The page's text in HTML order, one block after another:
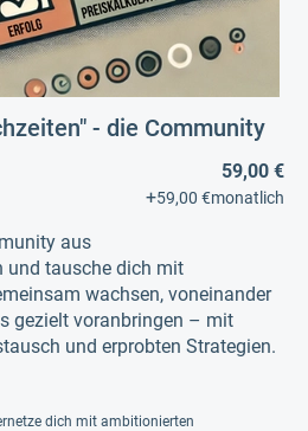
- die Community
59,00 €
+59,00 €monatlich
aus
und tausche dich mit
wachsen, voneinander
gezielt voranbringen – mit
und erprobten Strategien.
dich mit ambitionierten